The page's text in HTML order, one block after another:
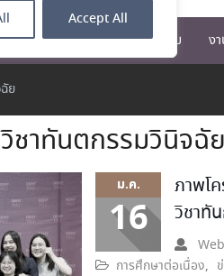
Accept All
ตร โรงพยาบาลทันตกรรม ง
ย
ชาทันตกรรมวินิจฉัย
ม.ค.
16
ภาพโ
วิชาทั
การศึกษาต่อเนื่อง,